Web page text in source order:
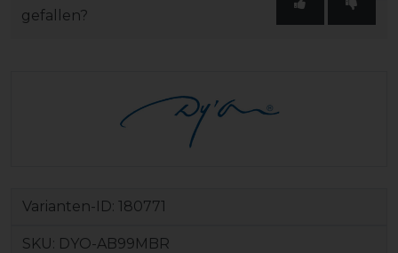
gefallen?
Varianten-ID: 180771
SKU: DYO-AB99MBR